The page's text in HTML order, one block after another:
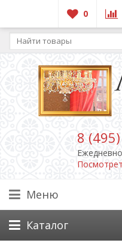
0
8
Меню
Каталог